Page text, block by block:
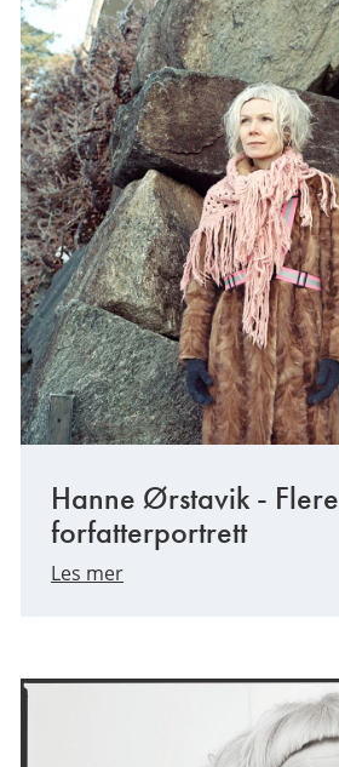
Hanne Ørstavik - Flere
forfatterportrett
Les mer